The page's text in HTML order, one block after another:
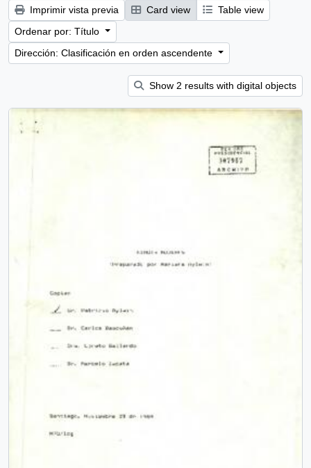
Imprimir vista previa Card view
Table view
Ordenar por: Título
Dirección: Clasificación en orden ascendente
Show 2 results with digital objects